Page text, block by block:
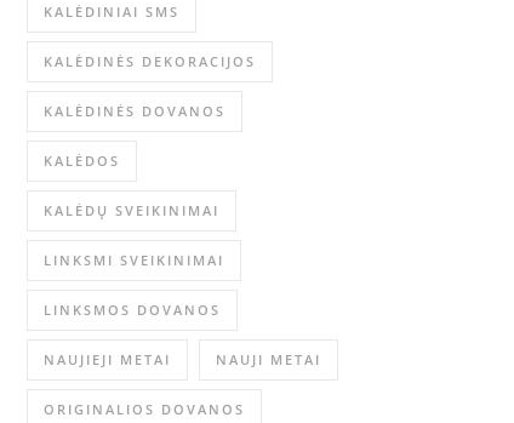
KALĖDINIAI SMS
KALĖDINĖS DEKORACIJOS
KALĖDINĖS DOVANOS
KALĖDOS
KALĖDŲ SVEIKINIMAI
LINKSMI SVEIKINIMAI
LINKSMOS DOVANOS
NAUJIEJI METAI NAUJI METAI
ORIGINALIOS DOVANOS